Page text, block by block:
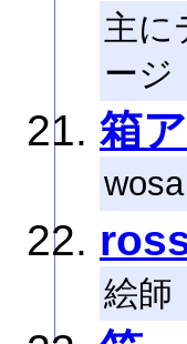
主に
ージ
箱
wosa
絵師